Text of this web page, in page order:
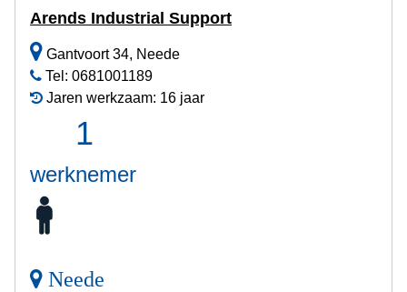
Arends Industrial Support
Gantvoort 34, Neede
Tel: 0681001189
Jaren werkzaam: 16 jaar
1
werknemer
Neede